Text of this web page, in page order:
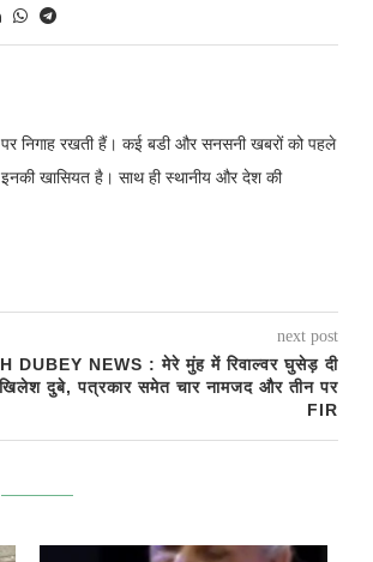
निगाह रखती हैं। कई बडी और सनसनी खबरों को पहले
इनकी खासियत है। साथ ही स्थानीय और देश की
next post
DUBEY NEWS : मेरे मुंह में रिवाल्वर घुसेड़ दी
दुबे, पत्रकार समेत चार नामजद और तीन पर
FIR